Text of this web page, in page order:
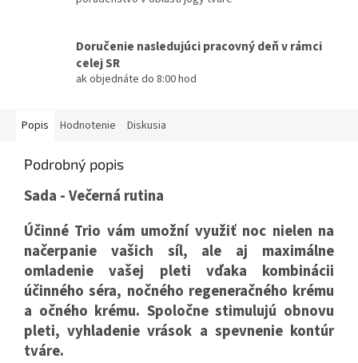
Doručenie nasledujúci pracovný deň v rámci
celej SR
ak objednáte do 8:00 hod
Popis Hodnotenie Diskusia
Podrobný popis
Sada - Večerná rutina
Účinné Trio vám umožní využiť noc nielen na
načerpanie vašich síl, ale aj maximálne
omladenie vašej pleti vďaka kombinácii
účinného séra, nočného regeneračného krému
a očného krému. Spoločne stimulujú obnovu
pleti, vyhladenie vrások a spevnenie kontúr
tváre.